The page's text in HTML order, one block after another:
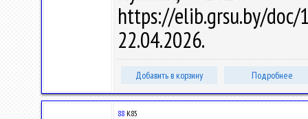
https://elib.grsu.by/
22.04.2026.
Добавить в корзину Подробнее
88 К85